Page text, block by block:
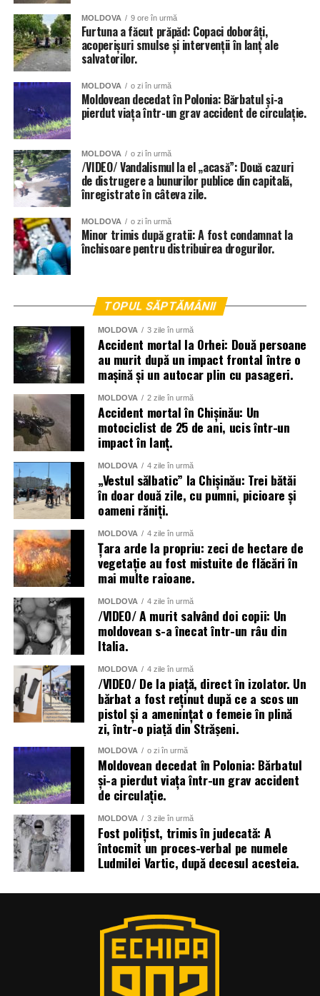
MOLDOVA 9 ore în urmă
Furtuna a făcut prăpăd: Copaci doborâți,
acoperișuri smulse și intervenții în lanț ale
salvatorilor.
MOLDOVA o zi în urmă
Moldovean decedat în Polonia: Bărbatul și-a
pierdut viața într-un grav accident de circulație.
MOLDOVA o zi în urmă
/VIDEO/ Vandalismul la el „acasă”: Două cazuri
de distrugere a bunurilor publice din capitală,
înregistrate în câteva zile.
MOLDOVA o zi în urmă
Minor trimis după gratii: A fost condamnat la
închisoare pentru distribuirea drogurilor.
TOPUL SĂPTĂMÂNII
MOLDOVA 3 zile în urmă
Accident mortal la Orhei: Două persoane
au murit după un impact frontal între o
mașină și un autocar plin cu pasageri.
MOLDOVA 2 zile în urmă
Accident mortal în Chișinău: Un
motociclist de 25 de ani, ucis într-un
impact în lanț.
MOLDOVA 4 zile în urmă
„Vestul sălbatic” la Chișinău: Trei bătăi
în doar două zile, cu pumni, picioare și
oameni răniți.
MOLDOVA 4 zile în urmă
Țara arde la propriu: zeci de hectare de
vegetație au fost mistuite de flăcări în
mai multe raioane.
MOLDOVA 4 zile în urmă
/VIDEO/ A murit salvând doi copii: Un
moldovean s-a înecat într-un râu din
Italia.
MOLDOVA 4 zile în urmă
/VIDEO/ De la piață, direct în izolator. Un
bărbat a fost reținut după ce a scos un
pistol și a amenințat o femeie în plină
zi, într-o piață din Strășeni.
MOLDOVA o zi în urmă
Moldovean decedat în Polonia: Bărbatul
și-a pierdut viața într-un grav accident
de circulație.
MOLDOVA 3 zile în urmă
Fost polițist, trimis în judecată: A
întocmit un proces-verbal pe numele
Ludmilei Vartic, după decesul acesteia.